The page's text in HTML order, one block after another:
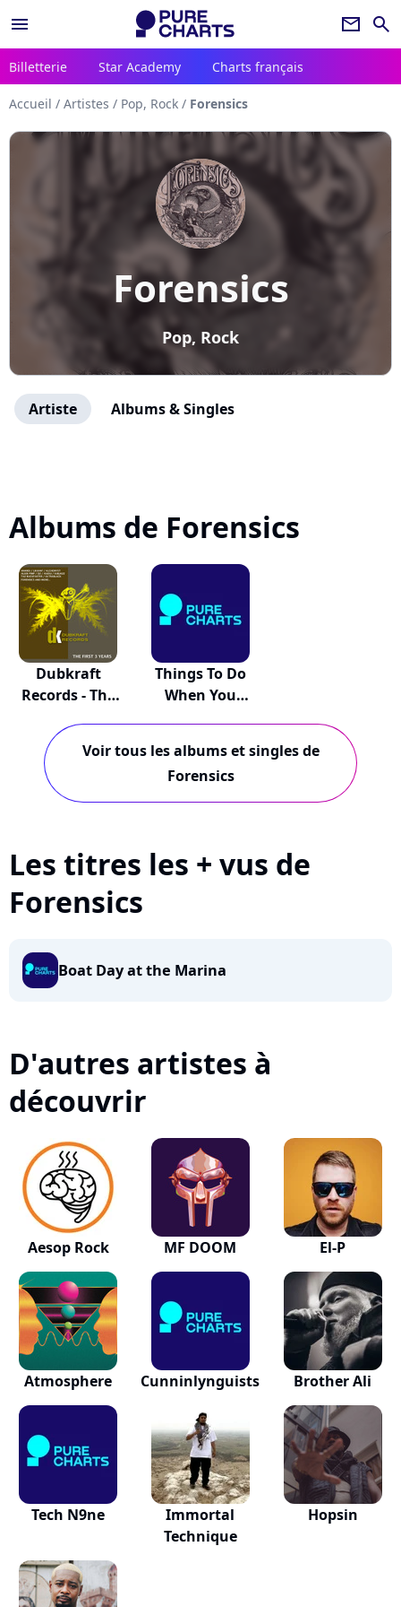
menu newsletter search
Billetterie Star Academy Charts français
Accueil / Artistes / Pop, Rock / Forensics
Forensics
Pop, Rock
Artiste Albums & Singles
Albums de Forensics
Dubkraft
Records - The
Things To Do
When You
Voir tous les albums et singles de
Forensics
Les titres les + vus de
Forensics
Boat Day at the Marina
D'autres artistes à
découvrir
Aesop Rock MF DOOM El-P
Atmosphere Cunninlynguists Brother Ali
Tech N9ne
Immortal
Technique
Hopsin